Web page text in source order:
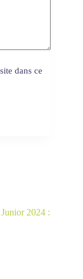
dans ce
2024 :